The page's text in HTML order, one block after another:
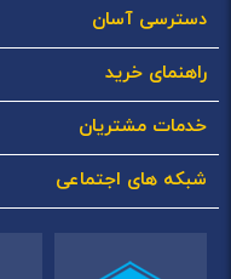
دسترسی آسان
راهنمای خرید
خدمات مشتریان
شبکه های اجتماعی